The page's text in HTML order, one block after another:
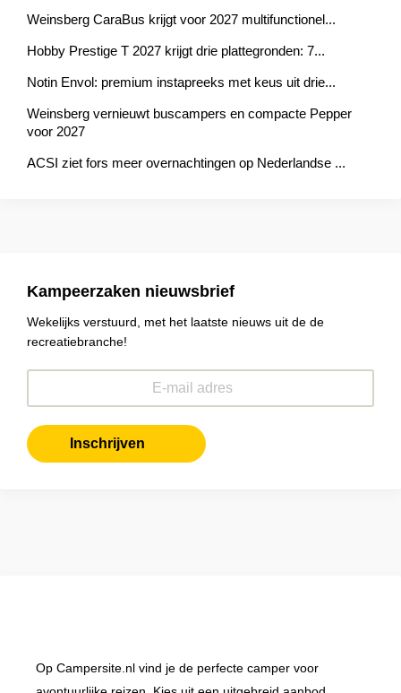
Weinsberg CaraBus krijgt voor 2027 multifunctionel...
Hobby Prestige T 2027 krijgt drie plattegronden: 7...
Notin Envol: premium instapreeks met keus uit drie...
Weinsberg vernieuwt buscampers en compacte Pepper
voor 2027
ACSI ziet fors meer overnachtingen op Nederlandse ...
Kampeerzaken nieuwsbrief
Wekelijks verstuurd, met het laatste nieuws uit de de
recreatiebranche!
Op Campersite.nl vind je de perfecte camper voor